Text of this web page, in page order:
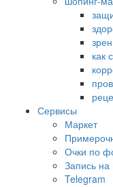
как
Сервисы
Маркет
Очки по
Запись
Telegram